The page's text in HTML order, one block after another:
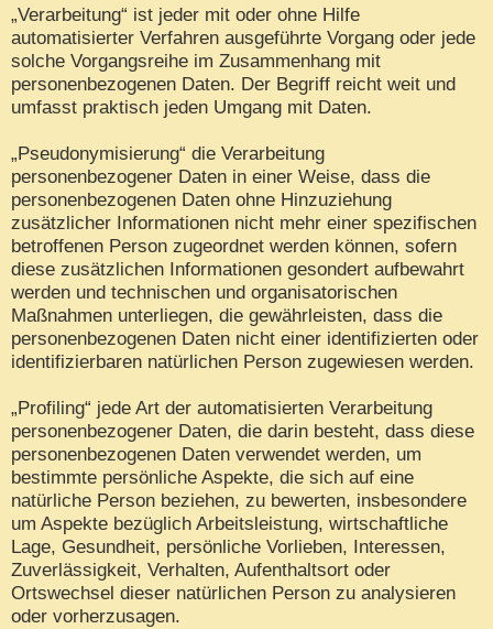
„Verarbeitung“ ist jeder mit oder ohne Hilfe
automatisierter Verfahren ausgeführte Vorgang oder jede
solche Vorgangsreihe im Zusammenhang mit
personenbezogenen Daten. Der Begriff reicht weit und
umfasst praktisch jeden Umgang mit Daten.
„Pseudonymisierung“ die Verarbeitung
personenbezogener Daten in einer Weise, dass die
personenbezogenen Daten ohne Hinzuziehung
zusätzlicher Informationen nicht mehr einer spezifischen
betroffenen Person zugeordnet werden können, sofern
diese zusätzlichen Informationen gesondert aufbewahrt
werden und technischen und organisatorischen
Maßnahmen unterliegen, die gewährleisten, dass die
personenbezogenen Daten nicht einer identifizierten oder
identifizierbaren natürlichen Person zugewiesen werden.
„Profiling“ jede Art der automatisierten Verarbeitung
personenbezogener Daten, die darin besteht, dass diese
personenbezogenen Daten verwendet werden, um
bestimmte persönliche Aspekte, die sich auf eine
natürliche Person beziehen, zu bewerten, insbesondere
um Aspekte bezüglich Arbeitsleistung, wirtschaftliche
Lage, Gesundheit, persönliche Vorlieben, Interessen,
Zuverlässigkeit, Verhalten, Aufenthaltsort oder
Ortswechsel dieser natürlichen Person zu analysieren
oder vorherzusagen.